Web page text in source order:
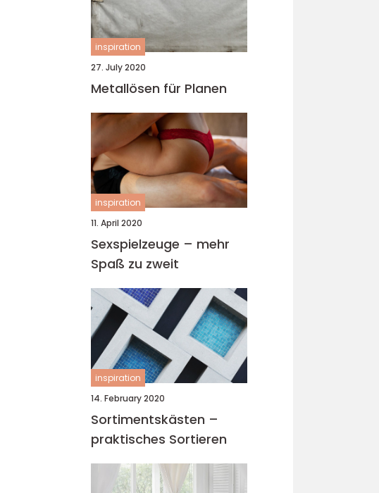
inspiration
27. July 2020
Metallösen für Planen
inspiration
11. April 2020
Sexspielzeuge – mehr
Spaß zu zweit
inspiration
14. February 2020
Sortimentskästen –
praktisches Sortieren